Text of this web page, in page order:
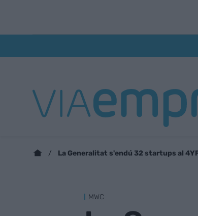
La Generalitat s'endú 32 startups al
MWC